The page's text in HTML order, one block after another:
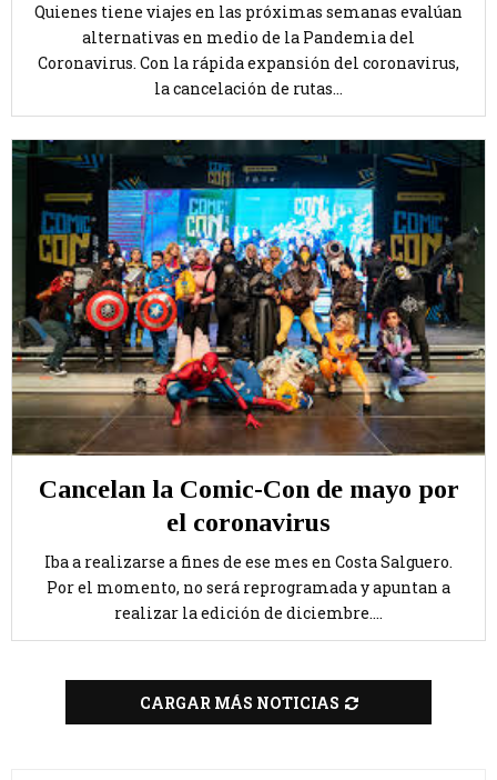
Quienes tiene viajes en las próximas semanas evalúan
alternativas en medio de la Pandemia del
Coronavirus. Con la rápida expansión del coronavirus,
la cancelación de rutas...
Cancelan la Comic-Con de mayo por
el coronavirus
Iba a realizarse a fines de ese mes en Costa Salguero.
Por el momento, no será reprogramada y apuntan a
realizar la edición de diciembre....
CARGAR MÁS NOTICIAS